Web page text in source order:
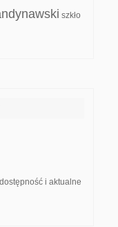
szkło
i aktualne